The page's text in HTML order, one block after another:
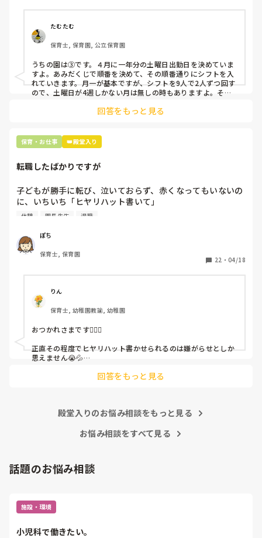
①土曜日の希望休は2日まで、と制限をかける
②毎月、必ず土曜保育に入ることのできる日を1日だけピッ
クアップしてもらう
③仮シフトが出た時、土曜出勤が難しければ自身で代わりの
人を交渉して見つけてもらう
上記のいずれかの対策を取り入れることを考えています。
たむたむ
保育士, 保育園, 公立保育園
うちの園は③です。４月に一年分の土曜日出勤日を決めていま
すよ。あみだくじで順番を決めて、その順番通りにシフトを入
れていきます。月一が基本ですが、シフトを9人で2人ずつ回す
ので、土曜日が4週しかない月は無しの時もありますよ。その
て貰い、主任に報告してます。
回答をもっと見る
保育・お仕事 👑殿堂入り
転職したばかりですが
子どもが勝手に転び、泣いておらず、赤くなってもいないの
に、いちいち「ヒヤリハット書いて」
と書かされ
（そう言う本人は書かない）
しかも、上司に↑この内容でも
ちゃんと考えて対策を練って書き込むようにと。
呼ばれて一緒に対策を考えさせられること多数
これだけで30〜40分拘束されて辛いです
皆さんの園はどうですか?
休憩 園長先生 退職
ぽち
保育士, 保育園
22 ・ 04/18
りん
保育士, 幼稚園教諭, 幼稚園
おつかれさまです🙇🏻‍♀️
正直その程度でヒヤリハット書かせられるのは嫌がらせとしか
思えません😭💦
回答をもっと見る
殿堂入りのお悩み相談をもっと見る
お悩み相談をすべて見る
話題のお悩み相談
施設・環境
小児科で働きたい。